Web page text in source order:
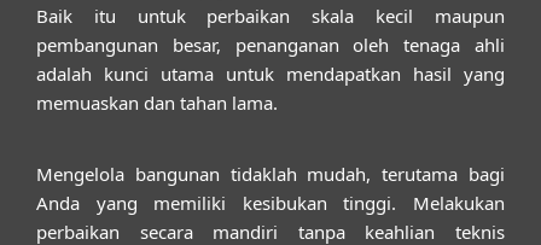
Baik itu untuk perbaikan skala kecil maupun
pembangunan besar, penanganan oleh tenaga ahli
adalah kunci utama untuk mendapatkan hasil yang
memuaskan dan tahan lama.
Mengelola bangunan tidaklah mudah, terutama bagi
Anda yang memiliki kesibukan tinggi. Melakukan
perbaikan secara mandiri tanpa keahlian teknis